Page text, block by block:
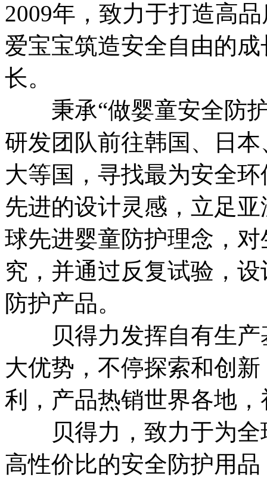
2009年，致力于打造高
爱宝宝筑造安全自由的
长。
秉承“做婴童安全防护
研发团队前往韩国、日
大等国，寻找最为安全
先进的设计灵感，立足
球先进婴童防护理念，
究，并通过反复试验，
防护产品。
贝得力发挥自有生产
大优势，不停探索和创
利，产品热销世界各地
贝得力，致力于为全
高性价比的安全防护用